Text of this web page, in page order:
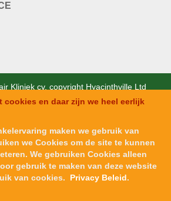
Kliniek cv. copyright Hyacinthville Ltd
bySJM Softech Private Ltd..
cookies en daar zijn we heel eerlijk
maken we gebruik van
we Cookies om de site te kunnen
We gebruiken Cookies alleen
gebruik te maken van deze website
van cookies. Privacy Beleid.